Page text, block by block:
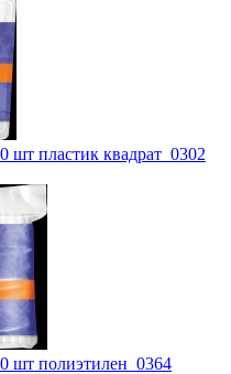
шт пластик квадрат_0302
шт полиэтилен_0364